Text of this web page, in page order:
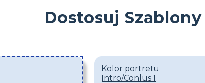
Dostosuj
Kolor portretu
Intro/Conlus 1